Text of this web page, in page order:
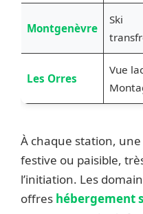
Montgenèvre
Ski
Les Orres
Vue
À chaque station,
festive ou paisible,
l’initiation. Les
offres hébergement